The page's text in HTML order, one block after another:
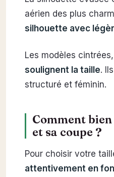
aérien des plus
silhouette avec
Les modèles
soulignent la taille.
structuré et féminin.
Comment
et sa coupe ?
Pour choisir votre
attentivement en